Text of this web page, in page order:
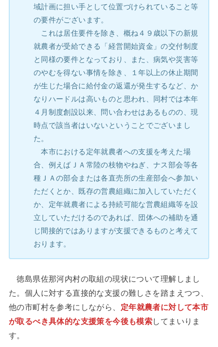
域計画に担い手として位置づけられていること等
の要件がございます。
これは居住要件を除き、概ね４９歳以下の新規
就農者が受給できる「経営開始資金」の交付制度
と同様の要件となっており、また、病気や災害等
のやむを得ない事情を除き、１年以上の休止期間
が生じた場合に給付金の返還が発生するなど、か
なりハードルは高いものと思われ、同村では本年
４月制度創設以来、問い合わせはあるものの、現
時点で該当者はいないということでございまし
た。
本市における定年就農者への支援を考えた場
合、例えばＪＡ常陸の枝物やねぎ、ナス部会等各
種ＪＡの部会または各直売所の生産部会へ参加い
ただくとか、既存の営農組織に加入していただく
か、定年就農者による持続可能な営農組織等を設
立していただけるのであれば、団体への補助を通
じ間接的ではありますが支援できるものと考えて
おります。
徳島県佐那河内村の取組の現状について理解しまし
た。個人に対する直接的な支援の難しさを踏まえつつ、
他の市町村を参考にしながら、 定年就農者に対して本市
が取るべき具体的な支援策を今後も模索してまいりま
す。